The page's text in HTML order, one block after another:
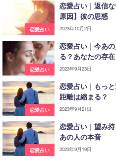
恋愛占い
恋愛占い｜返信
原因】彼の思惑
2023年10月2日
恋愛占い
恋愛占い｜今あ
る？あなたの存在
2023年9月23日
恋愛占い
恋愛占い｜もっ
距離は縮まる？
2023年9月21日
恋愛占い
恋愛占い｜望み
あの人の本音
2023年9月19日